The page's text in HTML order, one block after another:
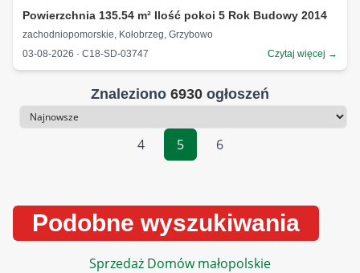
Powierzchnia 135.54 m² Ilość pokoi 5 Rok Budowy 2014
zachodniopomorskie, Kołobrzeg, Grzybowo
03-08-2026 · C18-SD-03747
Czytaj więcej →
Znaleziono 6930 ogłoszeń
Sortowanie
4
5 6
Podobne wyszukiwania
Sprzedaż Domów małopolskie